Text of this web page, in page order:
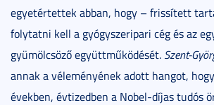
egyetértettek abban, hogy – frissített
folytatni kell a gyógyszeripari cég és az
gyümölcsöző együttműködését. Szent-
annak a véleményének adott hangot,
években, évtizedben a Nobel-díjas tudós